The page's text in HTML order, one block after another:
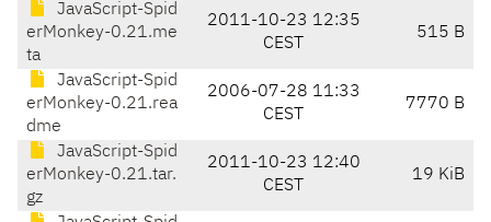
JavaScript-Spid
erMonkey-0.21.me
ta
2011-10-23 12:35
CEST
515 B
JavaScript-Spid
erMonkey-0.21.rea
dme
2006-07-28 11:33
CEST
7770 B
JavaScript-Spid
erMonkey-0.21.tar.
gz
2011-10-23 12:40
CEST
19 KiB